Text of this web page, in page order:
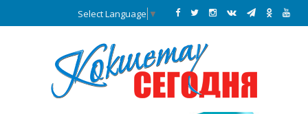
Select Language ▼